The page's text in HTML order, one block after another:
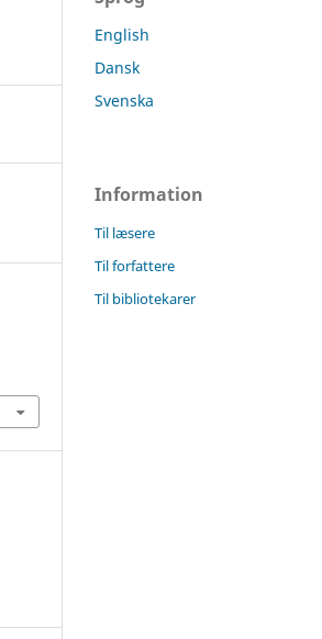
English
Dansk
Svenska
Information
Til læsere
Til forfattere
Til bibliotekarer